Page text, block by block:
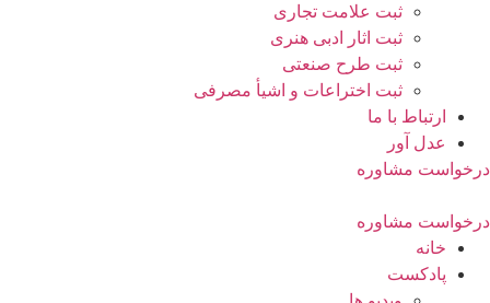
ثبت علامت تجاری
ثبت اثار ادبی هنری
ثبت طرح صنعتی
ثبت اختراعات و اشیا‌ٔ مصرفی
ارتباط با ما
عدل آور
درخواست مشاوره
درخواست مشاوره
خانه
پادکست